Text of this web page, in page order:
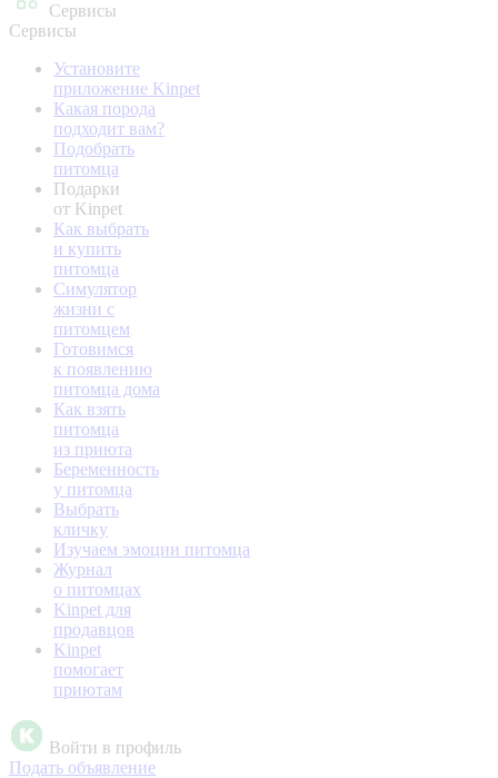
Сервисы
Сервисы
Установите
приложение Kinpet
Какая порода
подходит вам?
Подобрать
питомца
Подарки
от Kinpet
Как выбрать
и купить
питомца
Симулятор
жизни с
питомцем
Готовимся
к появлению
питомца дома
Как взять
питомца
из приюта
Беременность
у питомца
Выбрать
кличку
Изучаем эмоции питомца
Журнал
о питомцах
Kinpet для
продавцов
Kinpet
помогает
приютам
Войти в профиль
Подать объявление